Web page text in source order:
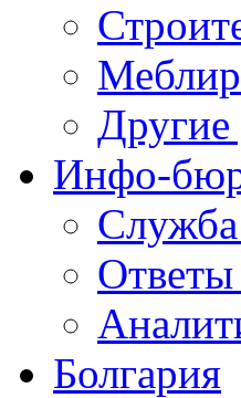
Другие
Инфо-
Болгария